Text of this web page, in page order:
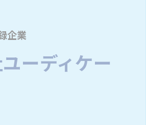
企業
ーディケー